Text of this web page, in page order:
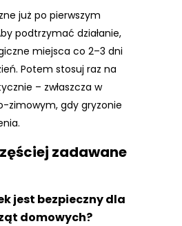
już po pierwszym
podtrzymać działanie,
miejsca co 2–3 dni
Potem stosuj raz na
– zwłaszcza w
zimowym, gdy gryzonie
zadawane
jest bezpieczny dla
domowych?